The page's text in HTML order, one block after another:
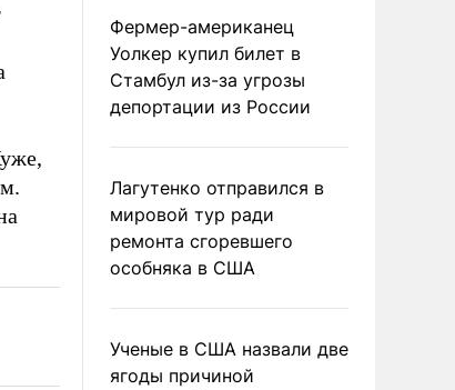
Фермер-американец
Уолкер купил билет в
Стамбул из-за угрозы
депортации из России
Лагутенко отправился в
мировой тур ради
ремонта сгоревшего
особняка в США
Ученые в США назвали две
ягоды причиной